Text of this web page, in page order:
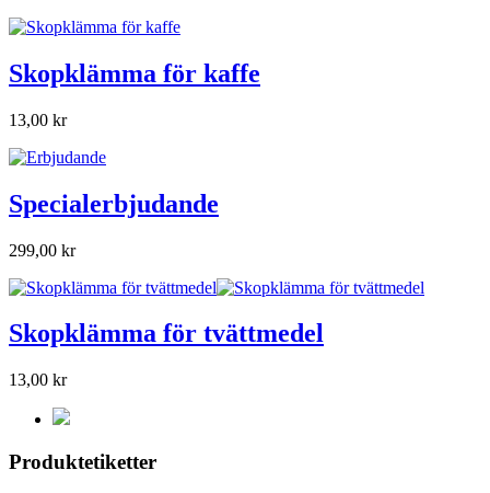
Skopklämma för kaffe
13,00 kr
Specialerbjudande
299,00 kr
Skopklämma för tvättmedel
13,00 kr
Produktetiketter